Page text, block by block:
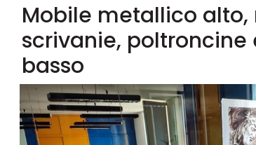
Mobile metallico alto,
scrivanie, poltroncine
basso